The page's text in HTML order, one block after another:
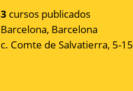
3 cursos publicados
Barcelona, Barcelona
c. Comte de Salvatierra, 5-15